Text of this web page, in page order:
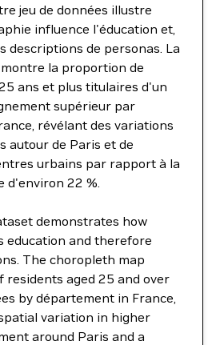
jeu de données illustre
influence l'éducation et,
descriptions de personas. La
la proportion de
ans et plus titulaires d'un
supérieur par
révélant des variations
autour de Paris et de
urbains par rapport à la
d'environ 22 %.
demonstrates how
education and therefore
The choropleth map
residents aged 25 and over
by département in France,
variation in higher
around Paris and a